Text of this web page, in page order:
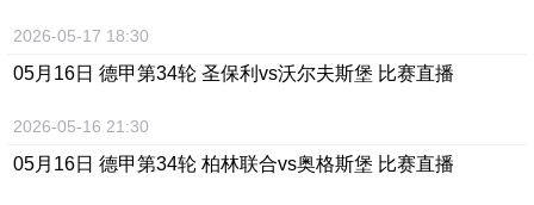
2026-05-17 18:30
05月16日 德甲第34轮 圣保利vs沃尔夫斯堡 比赛直播
2026-05-16 21:30
05月16日 德甲第34轮 柏林联合vs奥格斯堡 比赛直播